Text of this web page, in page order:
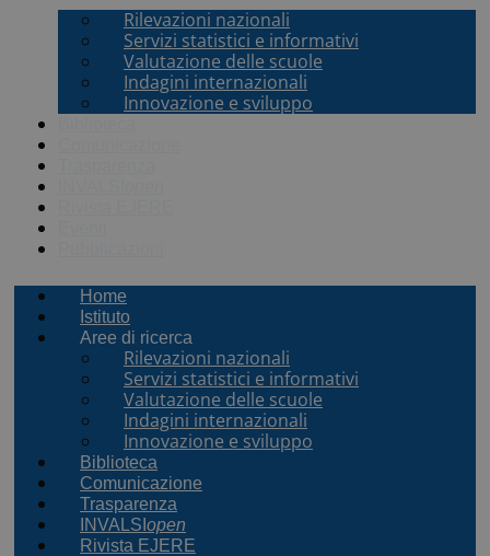
Rilevazioni nazionali
Servizi statistici e informativi
Valutazione delle scuole
Indagini internazionali
Innovazione e sviluppo
Home
Istituto
Aree di ricerca
Rilevazioni nazionali
Servizi statistici e informativi
Valutazione delle scuole
Indagini internazionali
Innovazione e sviluppo
Biblioteca
Comunicazione
Trasparenza
INVALSI open
Rivista EJERE